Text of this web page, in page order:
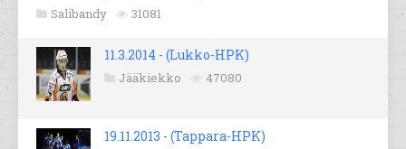
Salibandy 31081
11.3.2014 - (Lukko-HPK)
Jääkiekko 47080
19.11.2013 - (Tappara-HPK)